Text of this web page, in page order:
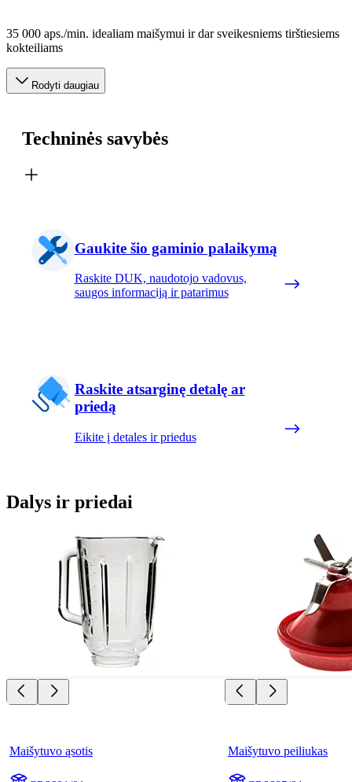
35 000 aps./min. idealiam maišymui ir dar sveikesniems tirštiesiems
kokteiliams
Rodyti daugiau
Techninės savybės
Gaukite šio gaminio palaikymą
Raskite DUK, naudotojo vadovus,
saugos informaciją ir patarimus
Raskite atsarginę detalę ar
priedą
Eikite į detales ir priedus
Dalys ir priedai
Maišytuvo ąsotis Maišytuvo peiliukas